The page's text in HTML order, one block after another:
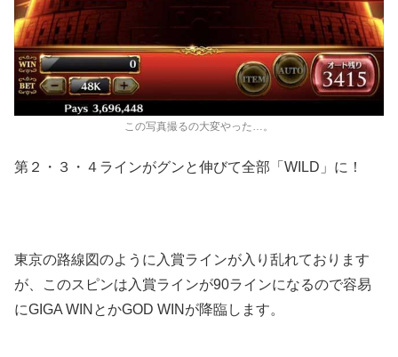
この写真撮るの大変やった…。
第２・３・４ラインがグンと伸びて全部「 WILD 」に！
東京の路線図のように入賞ラインが入り乱れております
が、このスピンは入賞ラインが90ラインになるので容易
にGIGA WIN とかGOD WIN が降臨します。